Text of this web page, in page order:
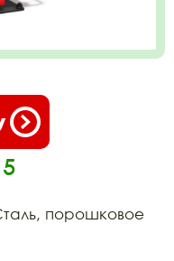
порошковое